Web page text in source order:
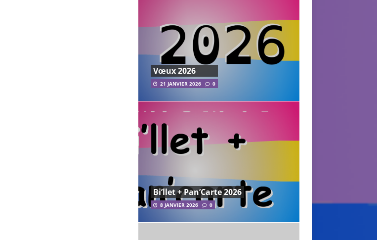
Vœux 2026
21 JANVIER 2026 0
Bi’llet + Pan’Carte 2026
8 JANVIER 2026 0